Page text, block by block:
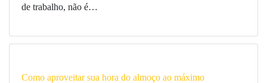
de trabalho, não é…
Como aproveitar sua hora do almoço ao máximo